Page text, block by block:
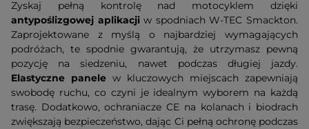
Zyskaj pełną kontrolę nad motocyklem dzięki
antypoślizgowej aplikacjiw spodniach W-TEC Smackton.
Zaprojektowane z myślą o najbardziej wymagających
podróżach, te spodnie gwarantują, że utrzymasz pewną
pozycję na siedzeniu, nawet podczas długiej jazdy.
Elastyczne panele w kluczowych miejscach zapewniają
swobodę ruchu, co czyni je idealnym wyborem na każdą
trasę. Dodatkowo, ochraniacze CE na kolanach i biodrach
zwiększają bezpieczeństwo, dając Ci pełną ochronę podczas